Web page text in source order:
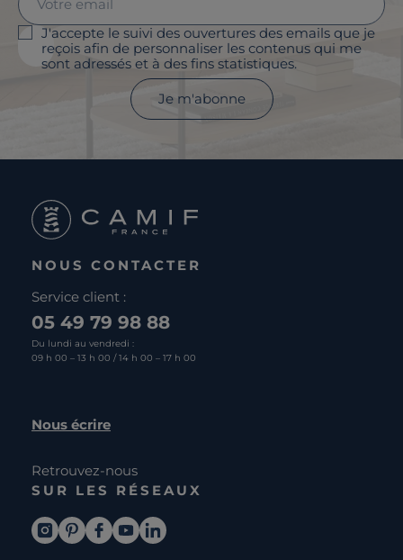
J'accepte le suivi des ouvertures des emails que je
reçois afin de personnaliser les contenus qui me
sont adressés et à des fins statistiques.
Je m'abonne
NOUS CONTACTER
Service client :
05 49 79 98 88
Du lundi au vendredi :
09 h 00 – 13 h 00 / 14 h 00 – 17 h 00
Nous écrire
Retrouvez-nous
SUR LES RÉSEAUX